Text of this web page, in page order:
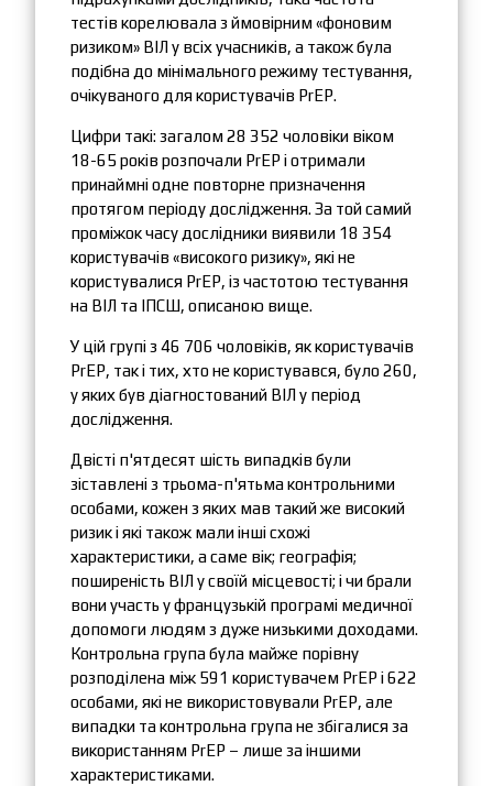
тестів корелювала з ймовірним «фоновим
ризиком» ВІЛ у всіх учасників, а також була
подібна до мінімального режиму тестування,
очікуваного для користувачів PrEP.
Цифри такі: загалом 28 352 чоловіки віком
18-65 років розпочали PrEP і отримали
принаймні одне повторне призначення
протягом періоду дослідження. За той самий
проміжок часу дослідники виявили 18 354
користувачів «високого ризику», які не
користувалися PrEP, із частотою тестування
на ВІЛ та ІПСШ, описаною вище.
У цій групі з 46 706 чоловіків, як користувачів
PrEP, так і тих, хто не користувався, було 260,
у яких був діагностований ВІЛ у період
дослідження.
Двісті п'ятдесят шість випадків були
зіставлені з трьома-п'ятьма контрольними
особами, кожен з яких мав такий же високий
ризик і які також мали інші схожі
характеристики, а саме вік; географія;
поширеність ВІЛ у своїй місцевості; і чи брали
вони участь у французькій програмі медичної
допомоги людям з дуже низькими доходами.
Контрольна група була майже порівну
розподілена між 591 користувачем PrEP і 622
особами, які не використовували PrEP, але
випадки та контрольна група не збігалися за
використанням PrEP – лише за іншими
характеристиками.